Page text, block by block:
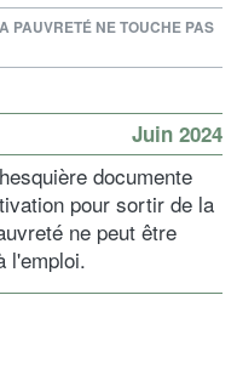
PAUVRETÉ NE TOUCHE PAS
Juin 2024
documente
pour sortir de la
ne peut être
l'emploi.